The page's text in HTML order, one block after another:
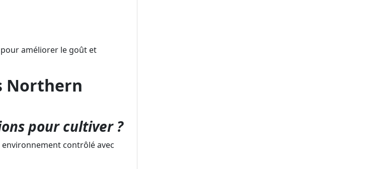
améliorer le goût et
Northern
pour cultiver ?
contrôlé avec